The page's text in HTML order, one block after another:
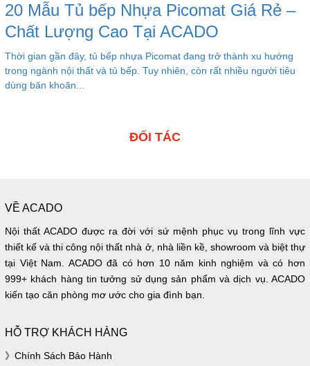
20 Mẫu Tủ bếp Nhựa Picomat Giá Rẻ –
Chất Lượng Cao Tại ACADO
Thời gian gần đây, tủ bếp nhựa Picomat đang trở thành xu hướng
trong ngành nội thất và tủ bếp. Tuy nhiên, còn rất nhiều người tiêu
dùng băn khoăn...
ĐỐI TÁC
VỀ ACADO
Nội thất ACADO được ra đời với sứ mệnh phục vụ trong lĩnh vực
thiết kế và thi công nội thất nhà ở, nhà liền kề, showroom và biệt thự
tại Việt Nam. ACADO đã có hơn 10 năm kinh nghiệm và có hơn
999+ khách hàng tin tưởng sử dụng sản phẩm và dịch vụ. ACADO
kiến tạo căn phòng mơ ước cho gia đình bạn.
HỖ TRỢ KHÁCH HÀNG
Chính Sách Bảo Hành